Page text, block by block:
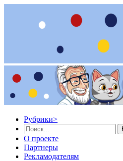
Рубрики>
О проекте
Партнеры
Рекламодателям